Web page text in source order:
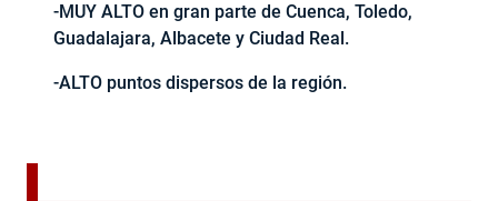
-MUY ALTO en gran parte de Cuenca, Toledo,
Guadalajara, Albacete y Ciudad Real.
-ALTO puntos dispersos de la región.